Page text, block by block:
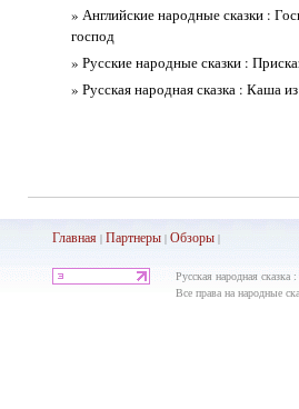
» Английские народные сказки :
господ
» Русские народные сказки :
» Русская народная сказка : Каша
Главная| Партнеры| Обзоры|
Русская народная
Все права на народные